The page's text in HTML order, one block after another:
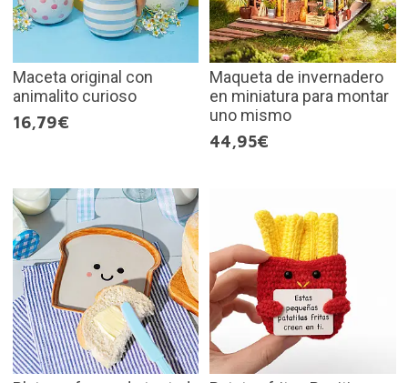
Maceta original con
animalito curioso
16,79€
Maqueta de invernadero
en miniatura para montar
uno mismo
44,95€